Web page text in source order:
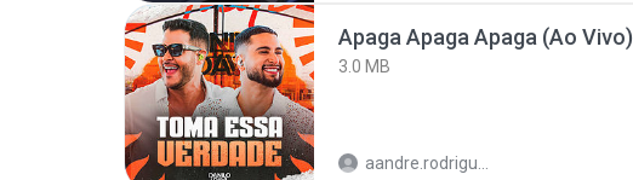
Apaga Apaga Apaga (Ao Vivo)
3.0 MB